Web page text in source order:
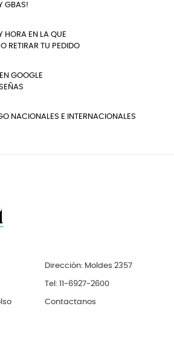
GBAS!
HORA EN LA QUE
RETIRAR TU PEDIDO
GOOGLE
NACIONALES E INTERNACIONALES
Dirección: Moldes 2357
Tel: 11-6927-2600
Contactanos